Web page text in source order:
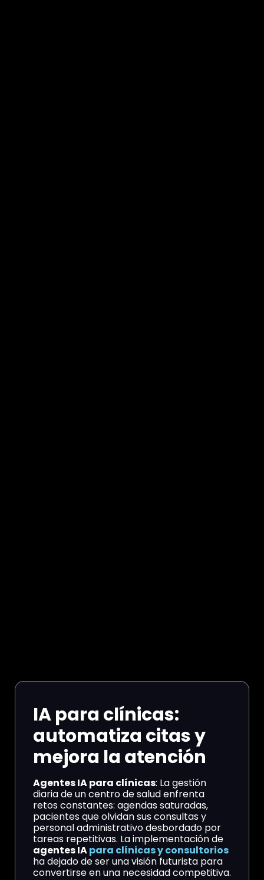
IA para clínicas:
automatiza citas y
mejora la atención
Agentes IA para clínicas: La gestión
diaria de un centro de salud enfrenta
retos constantes: agendas saturadas,
pacientes que olvidan sus consultas y
personal administrativo desbordado por
tareas repetitivas. La implementación de
agentes IApara clínicas y consultorios
ha dejado de ser una visión futurista para
convertirse en una necesidad competitiva.